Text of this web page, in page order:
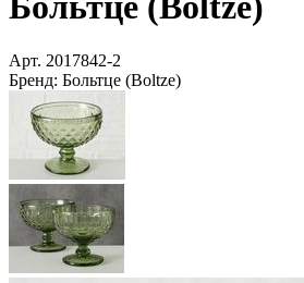
Арт. 2017842-2
Бренд: Больтце (Boltze)